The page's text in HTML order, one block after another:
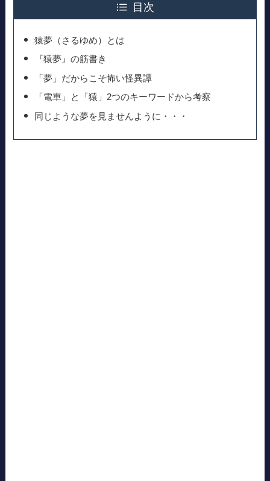
目次
猿夢（さるゆめ）とは
『猿夢』の筋書き
「夢」だからこそ怖い怪異譚
「電車」と「猿」2つのキーワードから考察
同じような夢を見ませんように・・・